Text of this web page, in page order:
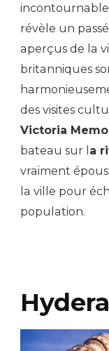
révèle un
aperçus de la
britanniques
des visites
Victoria
bateau sur l a
vraiment
la ville pour
population.